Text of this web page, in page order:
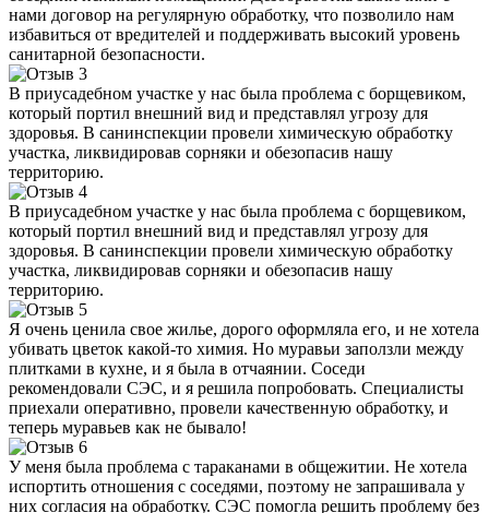
нами договор на регулярную обработку, что позволило нам
избавиться от вредителей и поддерживать высокий уровень
санитарной безопасности.
В приусадебном участке у нас была проблема с борщевиком,
который портил внешний вид и представлял угрозу для
здоровья. В санинспекции провели химическую обработку
участка, ликвидировав сорняки и обезопасив нашу
территорию.
В приусадебном участке у нас была проблема с борщевиком,
который портил внешний вид и представлял угрозу для
здоровья. В санинспекции провели химическую обработку
участка, ликвидировав сорняки и обезопасив нашу
территорию.
Я очень ценила свое жилье, дорого оформляла его, и не хотела
убивать цветок какой-то химия. Но муравьи заползли между
плитками в кухне, и я была в отчаянии. Соседи
рекомендовали СЭС, и я решила попробовать. Специалисты
приехали оперативно, провели качественную обработку, и
теперь муравьев как не бывало!
У меня была проблема с тараканами в общежитии. Не хотела
испортить отношения с соседями, поэтому не запрашивала у
них согласия на обработку. СЭС помогла решить проблему без